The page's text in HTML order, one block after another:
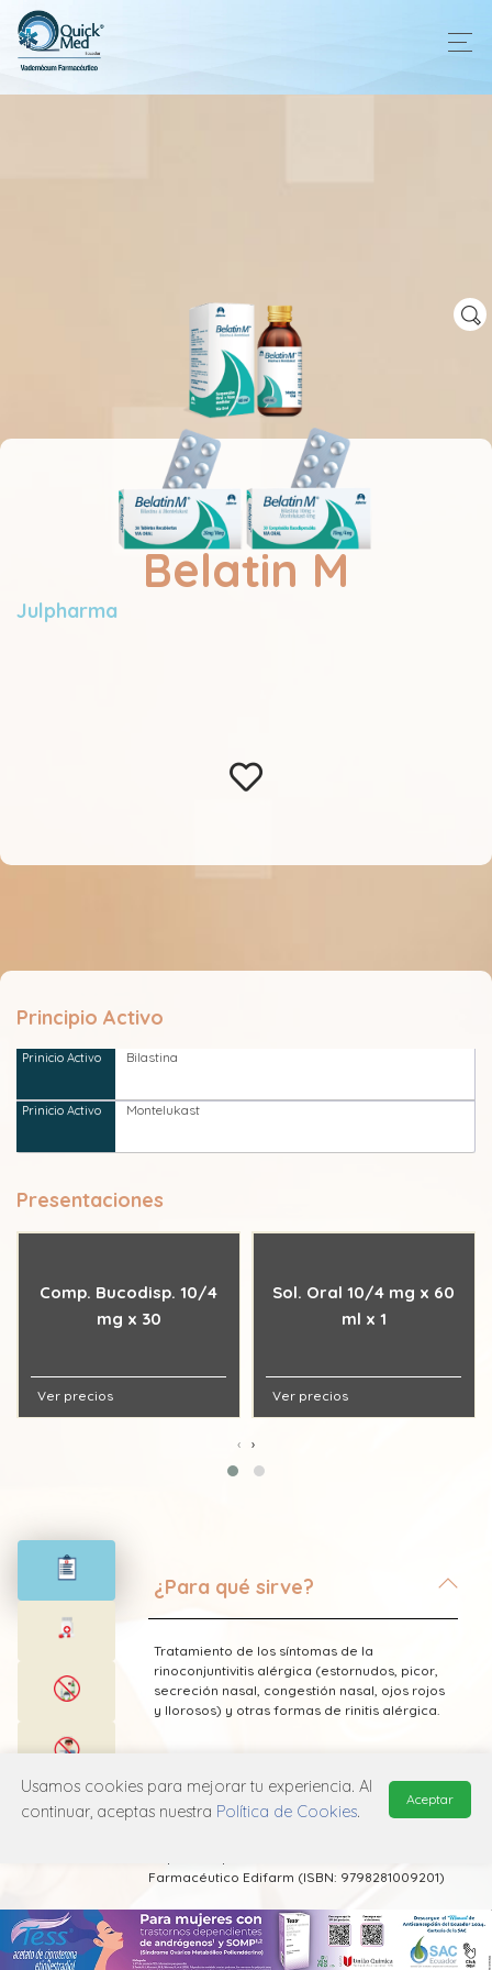
Belatin M
Julpharma
Principio Activo
Bilastina
Montelukast
Presentaciones
Comp. Bucodisp. 10/4
mg x 30
Ver precios
Sol. Oral 10/4 mg x 60
ml x 1
Ver precios
‹ ›
¿Para qué sirve?
Tratamiento de los síntomas de la
rinoconjuntivitis alérgica (estornudos, picor,
secreción nasal, congestión nasal, ojos rojos
y llorosos) y otras formas de rinitis alérgica.
Farmacéutico Edifarm (ISBN: 9798281009201)
Usamos cookies para mejorar tu experiencia. Al
continuar, aceptas nuestra Política de Cookies.
Aceptar